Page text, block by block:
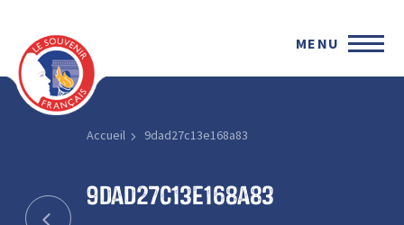
MENU
Accueil 9dad27c13e168a83
9dad27c13e168a83